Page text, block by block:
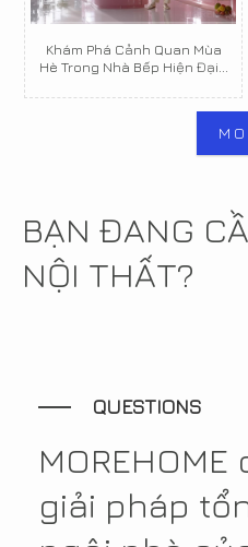
Khám Phá Cảnh Quan Mùa
Hè Trong Nhà Bếp Hiện Đại...
BẠN ĐANG
NỘI THẤT?
QUESTIONS
giải pháp